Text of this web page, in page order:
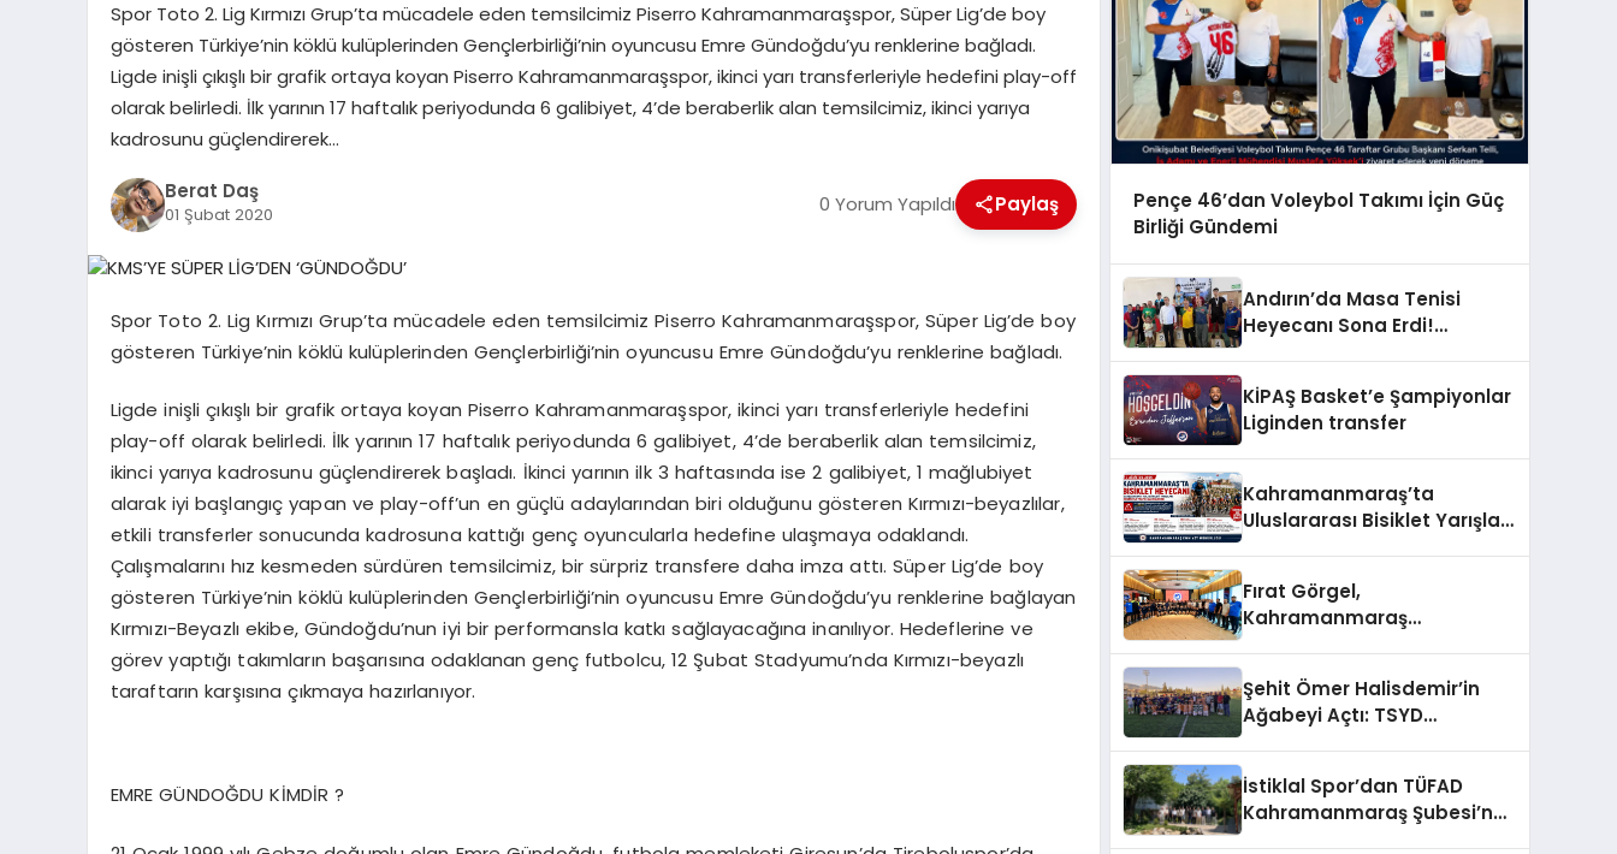
Spor Toto 2. Lig Kırmızı Grup’ta mücadele eden temsilcimiz Piserro Kahramanmaraşspor, Süper Lig’de boy
gösteren Türkiye’nin köklü kulüplerinden Gençlerbirliği’nin oyuncusu Emre Gündoğdu’yu renklerine bağladı.
Ligde inişli çıkışlı bir grafik ortaya koyan Piserro Kahramanmaraşspor, ikinci yarı transferleriyle hedefini play-off
olarak belirledi. İlk yarının 17 haftalık periyodunda 6 galibiyet, 4’de beraberlik alan temsilcimiz, ikinci yarıya
kadrosunu güçlendirerek…
Berat Daş
01 Şubat 2020 0 Yorum Yapıldı Paylaş
Spor Toto 2. Lig Kırmızı Grup’ta mücadele eden temsilcimiz Piserro Kahramanmaraşspor, Süper Lig’de boy
gösteren Türkiye’nin köklü kulüplerinden Gençlerbirliği’nin oyuncusu Emre Gündoğdu’yu renklerine bağladı.
Ligde inişli çıkışlı bir grafik ortaya koyan Piserro Kahramanmaraşspor, ikinci yarı transferleriyle hedefini
play-off olarak belirledi. İlk yarının 17 haftalık periyodunda 6 galibiyet, 4’de beraberlik alan temsilcimiz,
ikinci yarıya kadrosunu güçlendirerek başladı. İkinci yarının ilk 3 haftasında ise 2 galibiyet, 1 mağlubiyet
alarak iyi başlangıç yapan ve play-off’un en güçlü adaylarından biri olduğunu gösteren Kırmızı-beyazlılar,
etkili transferler sonucunda kadrosuna kattığı genç oyuncularla hedefine ulaşmaya odaklandı.
Çalışmalarını hız kesmeden sürdüren temsilcimiz, bir sürpriz transfere daha imza attı. Süper Lig’de boy
gösteren Türkiye’nin köklü kulüplerinden Gençlerbirliği’nin oyuncusu Emre Gündoğdu’yu renklerine bağlayan
Kırmızı-Beyazlı ekibe, Gündoğdu’nun iyi bir performansla katkı sağlayacağına inanılıyor. Hedeflerine ve
görev yaptığı takımların başarısına odaklanan genç futbolcu, 12 Şubat Stadyumu’nda Kırmızı-beyazlı
taraftarın karşısına çıkmaya hazırlanıyor.
EMRE GÜNDOĞDU KİMDİR ?
Pençe 46’dan Voleybol Takımı İçin Güç
Birliği Gündemi
Andırın’da Masa Tenisi
Heyecanı Sona Erdi!
KİPAŞ Basket’e Şampiyonlar
Liginden transfer
Kahramanmaraş’ta
Uluslararası Bisiklet Yarışları
Fırat Görgel,
Kahramanmaraş
Şehit Ömer Halisdemir’in
Ağabeyi Açtı: TSYD
İstiklal Spor’dan TÜFAD
Kahramanmaraş Şubesi’ne